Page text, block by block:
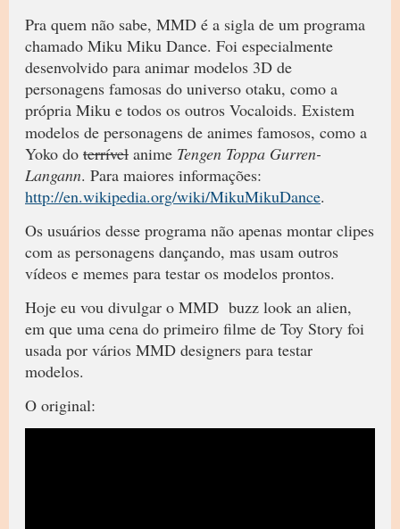
Pra quem não sabe, MMD é a sigla de um programa
chamado Miku Miku Dance. Foi especialmente
desenvolvido para animar modelos 3D de
personagens famosas do universo otaku, como a
própria Miku e todos os outros Vocaloids. Existem
modelos de personagens de animes famosos, como a
Yoko do terrível anime Tengen Toppa Gurren-
Langann. Para maiores informações:
http://en.wikipedia.org/wiki/MikuMikuDance.
Os usuários desse programa não apenas montar clipes
com as personagens dançando, mas usam outros
vídeos e memes para testar os modelos prontos.
Hoje eu vou divulgar o MMD buzz look an alien,
em que uma cena do primeiro filme de Toy Story foi
usada por vários MMD designers para testar
modelos.
O original: